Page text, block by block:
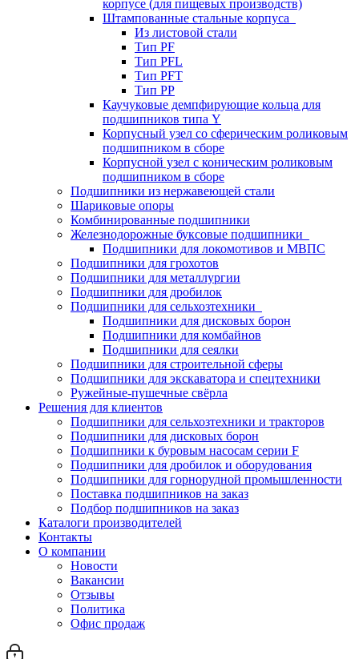
корпусе (для пищевых производств)
Штампованные стальные корпуса
Из листовой стали
Тип PF
Тип PFL
Тип PFT
Тип PP
Каучуковые демпфирующие кольца для
подшипников типа Y
Корпусный узел со сферическим роликовым
подшипником в сборе
Корпусной узел с коническим роликовым
подшипником в сборе
Подшипники из нержавеющей стали
Шариковые опоры
Комбинированные подшипники
Железнодорожные буксовые подшипники
Подшипники для локомотивов и МВПС
Подшипники для грохотов
Подшипники для металлургии
Подшипники для дробилок
Подшипники для сельхозтехники
Подшипники для дисковых борон
Подшипники для комбайнов
Подшипники для сеялки
Подшипники для строительной сферы
Подшипники для экскаватора и спецтехники
Ружейные-пушечные свёрла
Решения для клиентов
Подшипники для сельхозтехники и тракторов
Подшипники для дисковых борон
Подшипники к буровым насосам серии F
Подшипники для дробилок и оборудования
Подшипники для горнорудной промышленности
Поставка подшипников на заказ
Подбор подшипников на заказ
Каталоги производителей
Контакты
О компании
Новости
Вакансии
Отзывы
Политика
Офис продаж